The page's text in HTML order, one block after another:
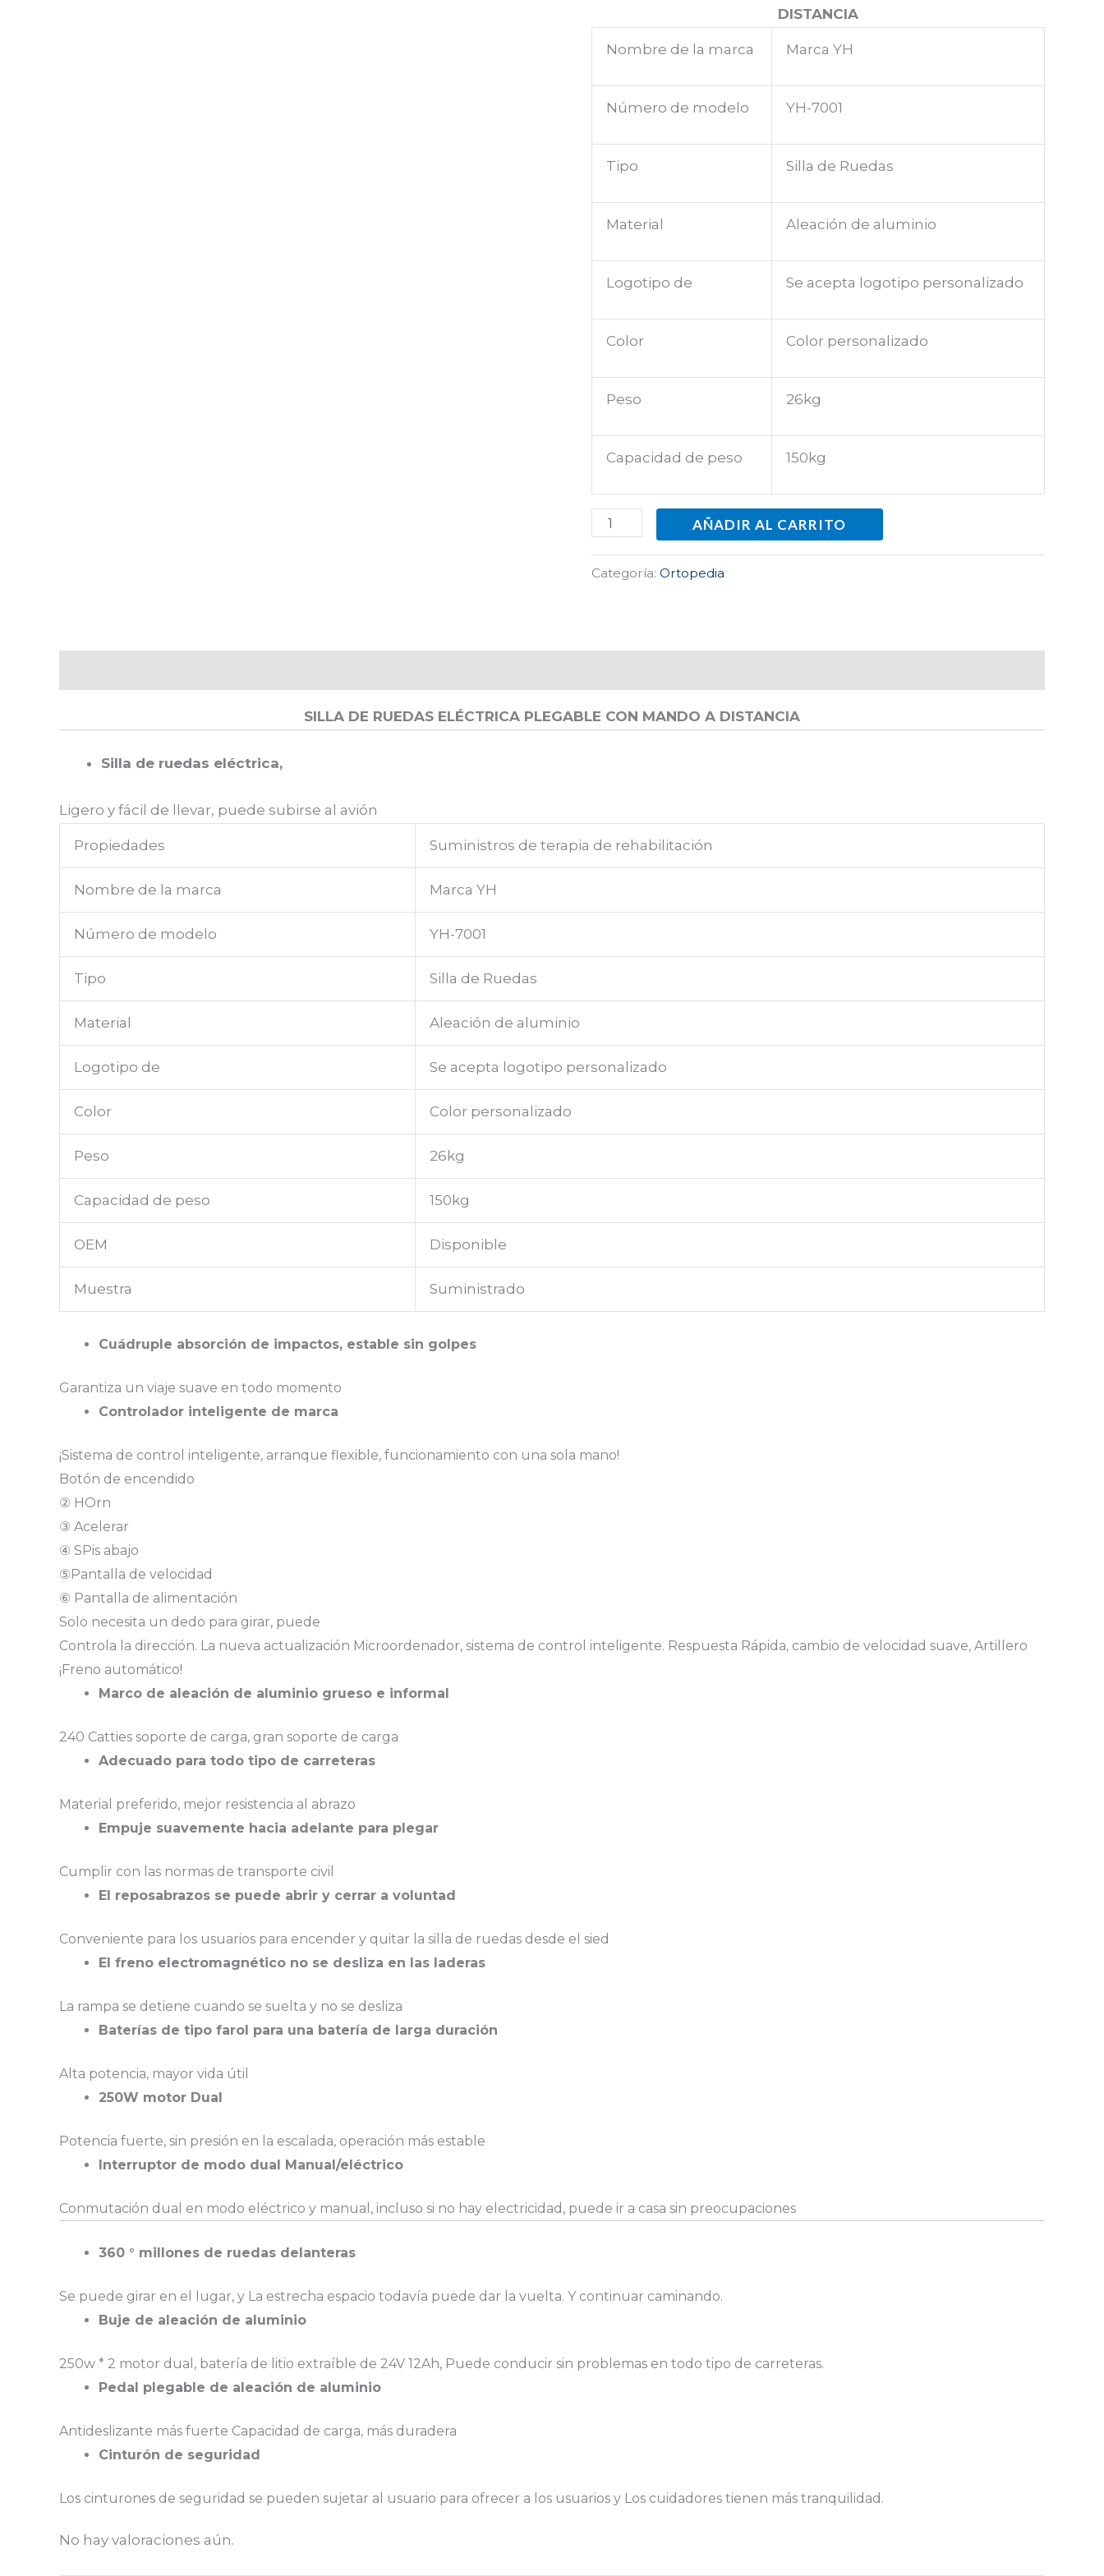
DISTANCIA
Nombre de la marca Marca YH
Número de modelo YH-7001
Tipo Silla de Ruedas
Material Aleación de aluminio
Logotipo de Se acepta logotipo personalizado
Color Color personalizado
Peso 26kg
Capacidad de peso 150kg
cantidad
AÑADIR AL CARRITO
Categoría: Ortopedia
SILLA DE RUEDAS ELÉCTRICA PLEGABLE CON MANDO A DISTANCIA
Silla de ruedas eléctrica,
Ligero y fácil de llevar, puede subirse al avión
Propiedades Suministros de terapia de rehabilitación
Nombre de la marca Marca YH
Número de modelo YH-7001
Tipo Silla de Ruedas
Material Aleación de aluminio
Logotipo de Se acepta logotipo personalizado
Color Color personalizado
Peso 26kg
Capacidad de peso 150kg
OEM Disponible
Muestra Suministrado
Cuádruple absorción de impactos, estable sin golpes
Garantiza un viaje suave en todo momento
Controlador inteligente de marca
¡Sistema de control inteligente, arranque flexible, funcionamiento con una sola mano!
Botón de encendido
② HOrn
③ Acelerar
④ SPis abajo
⑤Pantalla de velocidad
⑥ Pantalla de alimentación
Solo necesita un dedo para girar, puede
Controla la dirección. La nueva actualización Microordenador, sistema de control inteligente. Respuesta Rápida, cambio de velocidad suave, Artillero
¡Freno automático!
Marco de aleación de aluminio grueso e informal
240 Catties soporte de carga, gran soporte de carga
Adecuado para todo tipo de carreteras
Material preferido, mejor resistencia al abrazo
Empuje suavemente hacia adelante para plegar
Cumplir con las normas de transporte civil
El reposabrazos se puede abrir y cerrar a voluntad
Conveniente para los usuarios para encender y quitar la silla de ruedas desde el sied
El freno electromagnético no se desliza en las laderas
La rampa se detiene cuando se suelta y no se desliza
Baterías de tipo farol para una batería de larga duración
Alta potencia, mayor vida útil
250W motor Dual
Potencia fuerte, sin presión en la escalada, operación más estable
Interruptor de modo dual Manual/eléctrico
Conmutación dual en modo eléctrico y manual, incluso si no hay electricidad, puede ir a casa sin preocupaciones
360 ° millones de ruedas delanteras
Se puede girar en el lugar, y La estrecha espacio todavía puede dar la vuelta. Y continuar caminando.
Buje de aleación de aluminio
250w * 2 motor dual, batería de litio extraíble de 24V 12Ah, Puede conducir sin problemas en todo tipo de carreteras.
Pedal plegable de aleación de aluminio
Antideslizante más fuerte Capacidad de carga, más duradera
Cinturón de seguridad
Los cinturones de seguridad se pueden sujetar al usuario para ofrecer a los usuarios y Los cuidadores tienen más tranquilidad.
No hay valoraciones aún.